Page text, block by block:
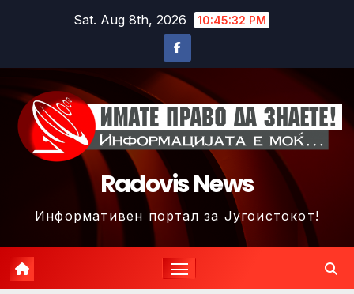
Sat. Aug 8th, 2026 10:45:34 PM
Radovis News
Информативен портал за Југоистокот!